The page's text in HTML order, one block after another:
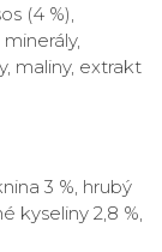
(4 %),
maliny, extrakt
3 %, hrubý
kyseliny 2,8 %,